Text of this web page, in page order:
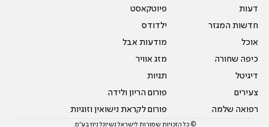
דעות
חדשות המגזר
אוכל
כיפה שחורה
דיגיטל
צעירים
רפואה שלמה
פיוטקאסט
ילדודס
מודעות אבל
מזג אוויר
תגיות
פורום הריון ולידה
פורום לקראת נישואין וזוגיות
© כל הזכויות שמורות לישראל נשיונל ניוז בע"מ.